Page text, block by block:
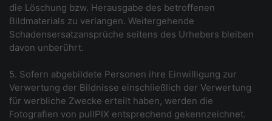
die Löschung bzw. Herausgabe des betroffenen
Bildmaterials zu verlangen. Weitergehende
Schadensersatzansprüche seitens des Urhebers bleiben
davon unberührt.
5. Sofern abgebildete Personen ihre Einwilligung zur
Verwertung der Bildnisse einschließlich der Verwertung
für werbliche Zwecke erteilt haben, werden die
Fotografien von pullPIX entsprechend gekennzeichnet.